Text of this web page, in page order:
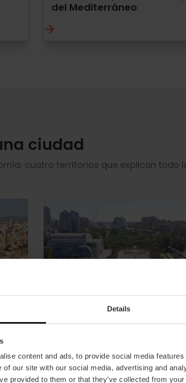
Details
content and ads, to provide social media
of our site with our social media, advertising and
provided to them or that they’ve collected from
del Mediterráneo
ciudad
cuatro territorios que explican todo